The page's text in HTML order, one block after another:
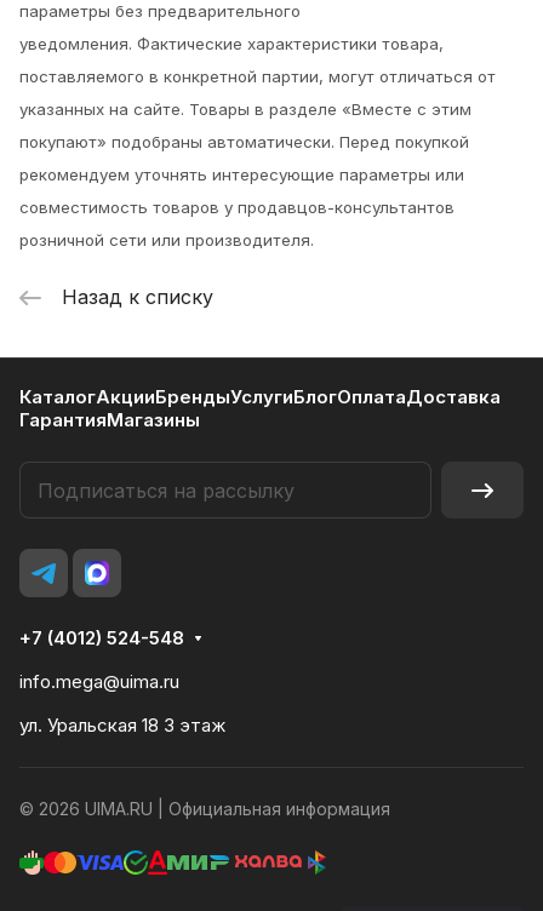
параметры без предварительного
уведомления. Фактические характеристики товара,
поставляемого в конкретной партии, могут отличаться от
указанных на сайте. Товары в разделе «Вместе с этим
покупают» подобраны автоматически. Перед покупкой
рекомендуем уточнять интересующие параметры или
совместимость товаров у продавцов-консультантов
розничной сети или производителя.
Назад к списку
КаталогАкцииБрендыУслугиБлогОплатаДоставка
ГарантияМагазины
+7 (4012) 524-548
info.mega@uima.ru
ул. Уральская 18 3 этаж
© 2026 UIMA.RU | Официальная информация